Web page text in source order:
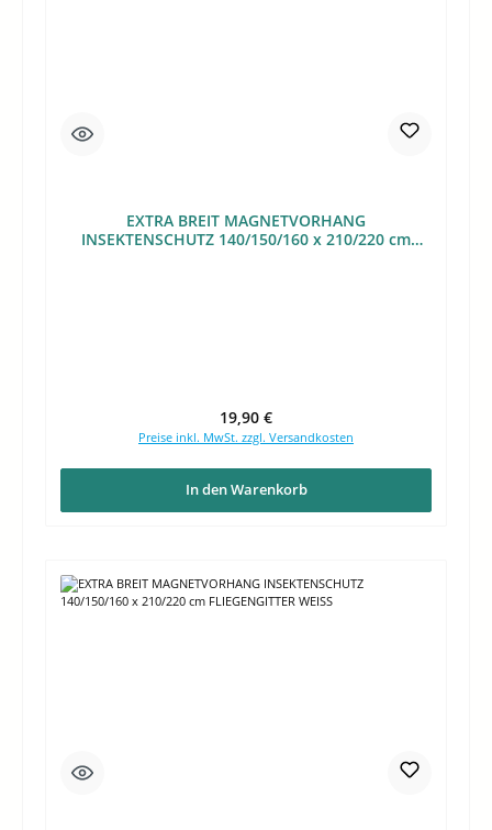
EXTRA BREIT MAGNETVORHANG
INSEKTENSCHUTZ 140/150/160 x 210/220 cm
Regulärer Preis:
19,90 €
Preise inkl. MwSt. zzgl. Versandkosten
In den Warenkorb